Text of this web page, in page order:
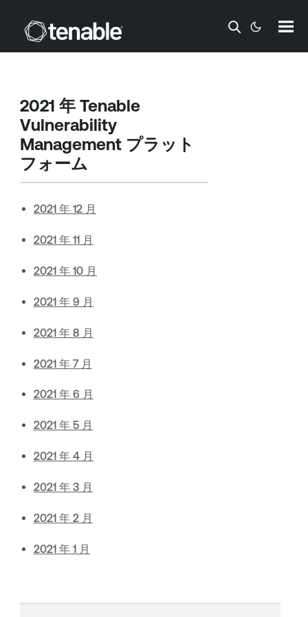
メインコンテンツに移動する
2021 年 Tenable
Vulnerability
Managementプラット
フォーム
2021 年 12 月
2021 年 11 月
2021 年 10 月
2021 年 9 月
2021 年 8 月
2021 年 7 月
2021 年 6 月
2021 年 5 月
2021 年 4 月
2021 年 3 月
2021 年 2 月
2021 年 1 月